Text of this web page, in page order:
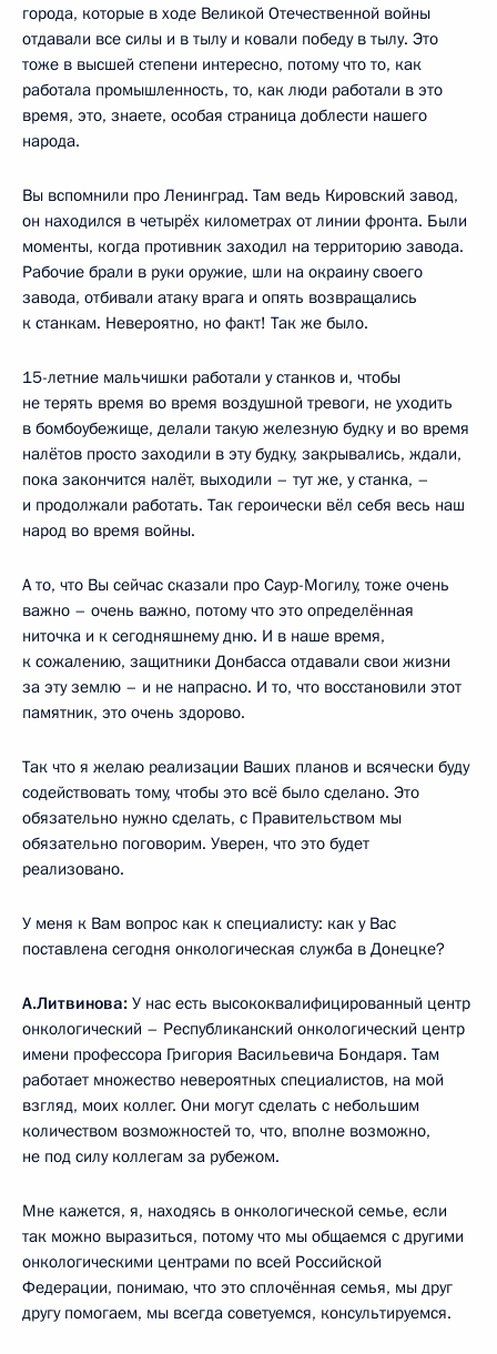
города, которые в ходе Великой Отечественной войны
отдавали все силы и в тылу и ковали победу в тылу. Это
тоже в высшей степени интересно, потому что то, как
работала промышленность, то, как люди работали в это
время, это, знаете, особая страница доблести нашего
народа.
Вы вспомнили про Ленинград. Там ведь Кировский завод,
он находился в четырёх километрах от линии фронта. Были
моменты, когда противник заходил на территорию завода.
Рабочие брали в руки оружие, шли на окраину своего
завода, отбивали атаку врага и опять возвращались
к станкам. Невероятно, но факт! Так же было.
15-летние мальчишки работали у станков и, чтобы
не терять время во время воздушной тревоги, не уходить
в бомбоубежище, делали такую железную будку и во время
налётов просто заходили в эту будку, закрывались, ждали,
пока закончится налёт, выходили – тут же, у станка, –
и продолжали работать. Так героически вёл себя весь наш
народ во время войны.
А то, что Вы сейчас сказали про Саур-Могилу, тоже очень
важно – очень важно, потому что это определённая
ниточка и к сегодняшнему дню. И в наше время,
к сожалению, защитники Донбасса отдавали свои жизни
за эту землю – и не напрасно. И то, что восстановили этот
памятник, это очень здорово.
Так что я желаю реализации Ваших планов и всячески буду
содействовать тому, чтобы это всё было сделано. Это
обязательно нужно сделать, с Правительством мы
обязательно поговорим. Уверен, что это будет
реализовано.
У меня к Вам вопрос как к специалисту: как у Вас
поставлена сегодня онкологическая служба в Донецке?
А.Литвинова: У нас есть высококвалифицированный центр
онкологический – Республиканский онкологический центр
имени профессора Григория Васильевича Бондаря. Там
работает множество невероятных специалистов, на мой
взгляд, моих коллег. Они могут сделать с небольшим
количеством возможностей то, что, вполне возможно,
не под силу коллегам за рубежом.
Мне кажется, я, находясь в онкологической семье, если
так можно выразиться, потому что мы общаемся с другими
онкологическими центрами по всей Российской
Федерации, понимаю, что это сплочённая семья, мы друг
другу помогаем, мы всегда советуемся, консультируемся.